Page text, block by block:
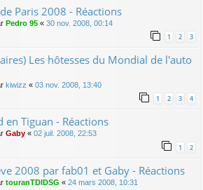
Paris 2008 - Réactions
Pedro 95 « 30 nov. 2008, 00:14
1 2 3
Les hôtesses du Mondial de l'auto
kiwizz « 03 nov. 2008, 13:40
1 2 3 4
en Tiguan - Réactions
Gaby « 02 juil. 2008, 22:53
1 2
2008 par fab01 et Gaby - Réactions
touranTDIDSG « 24 mars 2008, 10:31